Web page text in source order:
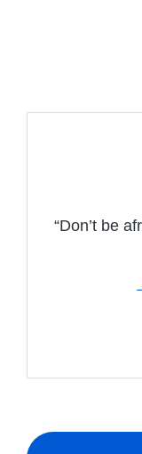
“Don’t be